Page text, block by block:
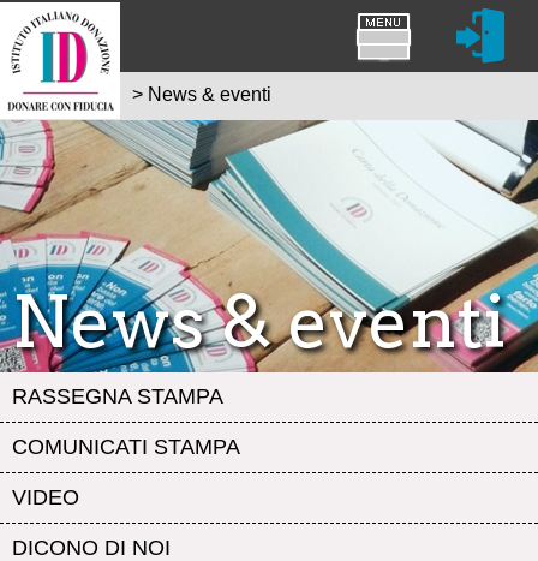
News & eventi
RASSEGNA STAMPA
COMUNICATI STAMPA
VIDEO
DICONO DI NOI
> News & eventi